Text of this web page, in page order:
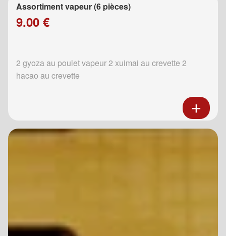
Assortiment vapeur (6 pièces)
9.00 €
2 gyoza au poulet vapeur 2 xuimai au crevette 2
hacao au crevette